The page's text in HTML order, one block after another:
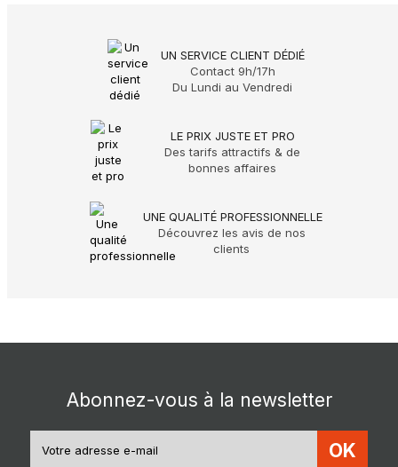
UN SERVICE CLIENT DÉDIÉ
Contact 9h/17h
Du Lundi au Vendredi
LE PRIX JUSTE ET PRO
Des tarifs attractifs & de
bonnes affaires
UNE QUALITÉ PROFESSIONNELLE
Découvrez les avis de nos
clients
Abonnez-vous à la newsletter
OK